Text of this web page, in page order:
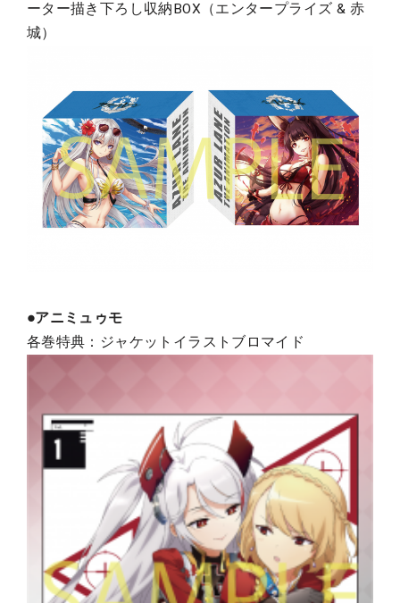
ーター描き下ろし収納BOX（エンタープライズ & 赤
城）
●アニミュゥモ
各巻特典：ジャケットイラストブロマイド